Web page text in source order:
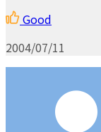
Good
2004/07/11